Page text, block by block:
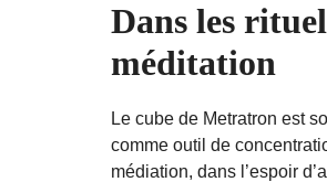
Dans les
méditation
Le cube de Metratron est
comme outil de
médiation, dans l’espoir